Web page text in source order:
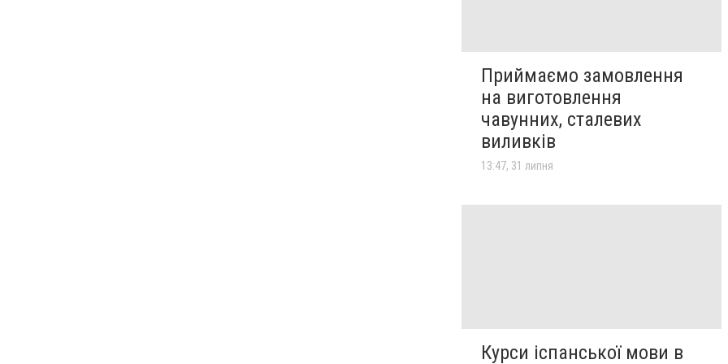
Приймаємо замовлення
на виготовлення
чавунних, сталевих
виливків
13:47, 31 липня
Курси іспанської мови в